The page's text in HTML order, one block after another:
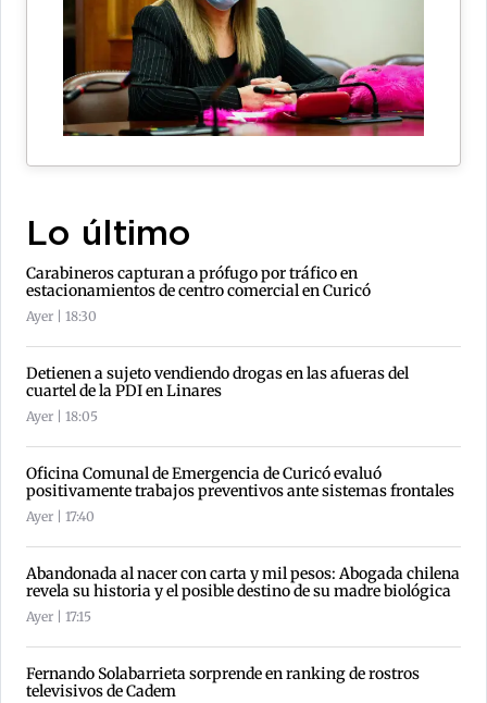
Lo último
Carabineros capturan a prófugo por tráfico en
estacionamientos de centro comercial en Curicó
Ayer | 18:30
Detienen a sujeto vendiendo drogas en las afueras del
cuartel de la PDI en Linares
Ayer | 18:05
Oficina Comunal de Emergencia de Curicó evaluó
positivamente trabajos preventivos ante sistemas frontales
Ayer | 17:40
Abandonada al nacer con carta y mil pesos: Abogada chilena
revela su historia y el posible destino de su madre biológica
Ayer | 17:15
Fernando Solabarrieta sorprende en ranking de rostros
televisivos de Cadem